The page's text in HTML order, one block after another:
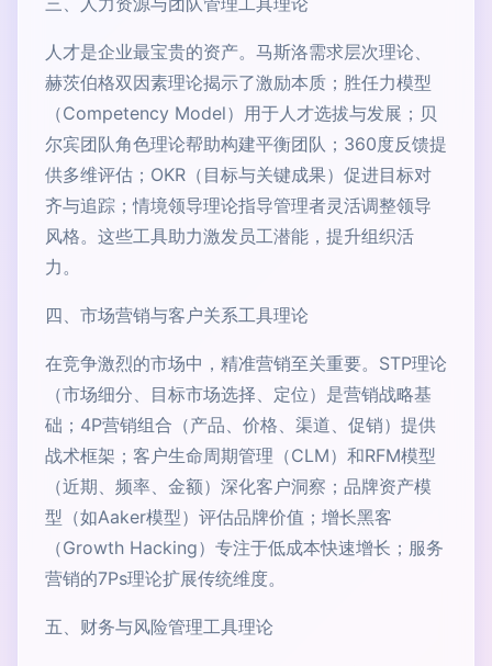
人才是企业最宝贵的资产。马斯洛需求层次理论、
赫茨伯格双因素理论揭示了激励本质；胜任力模型
（Competency Model）用于人才选拔与发展；贝
尔宾团队角色理论帮助构建平衡团队；360度反馈提
供多维评估；OKR（目标与关键成果）促进目标对
齐与追踪；情境领导理论指导管理者灵活调整领导
风格。这些工具助力激发员工潜能，提升组织活
力。
四、市场营销与客户关系工具理论
在竞争激烈的市场中，精准营销至关重要。STP理论
（市场细分、目标市场选择、定位）是营销战略基
础；4P营销组合（产品、价格、渠道、促销）提供
战术框架；客户生命周期管理（CLM）和RFM模型
（近期、频率、金额）深化客户洞察；品牌资产模
型（如Aaker模型）评估品牌价值；增长黑客
（Growth Hacking）专注于低成本快速增长；服务
营销的7Ps理论扩展传统维度。
五、财务与风险管理工具理论